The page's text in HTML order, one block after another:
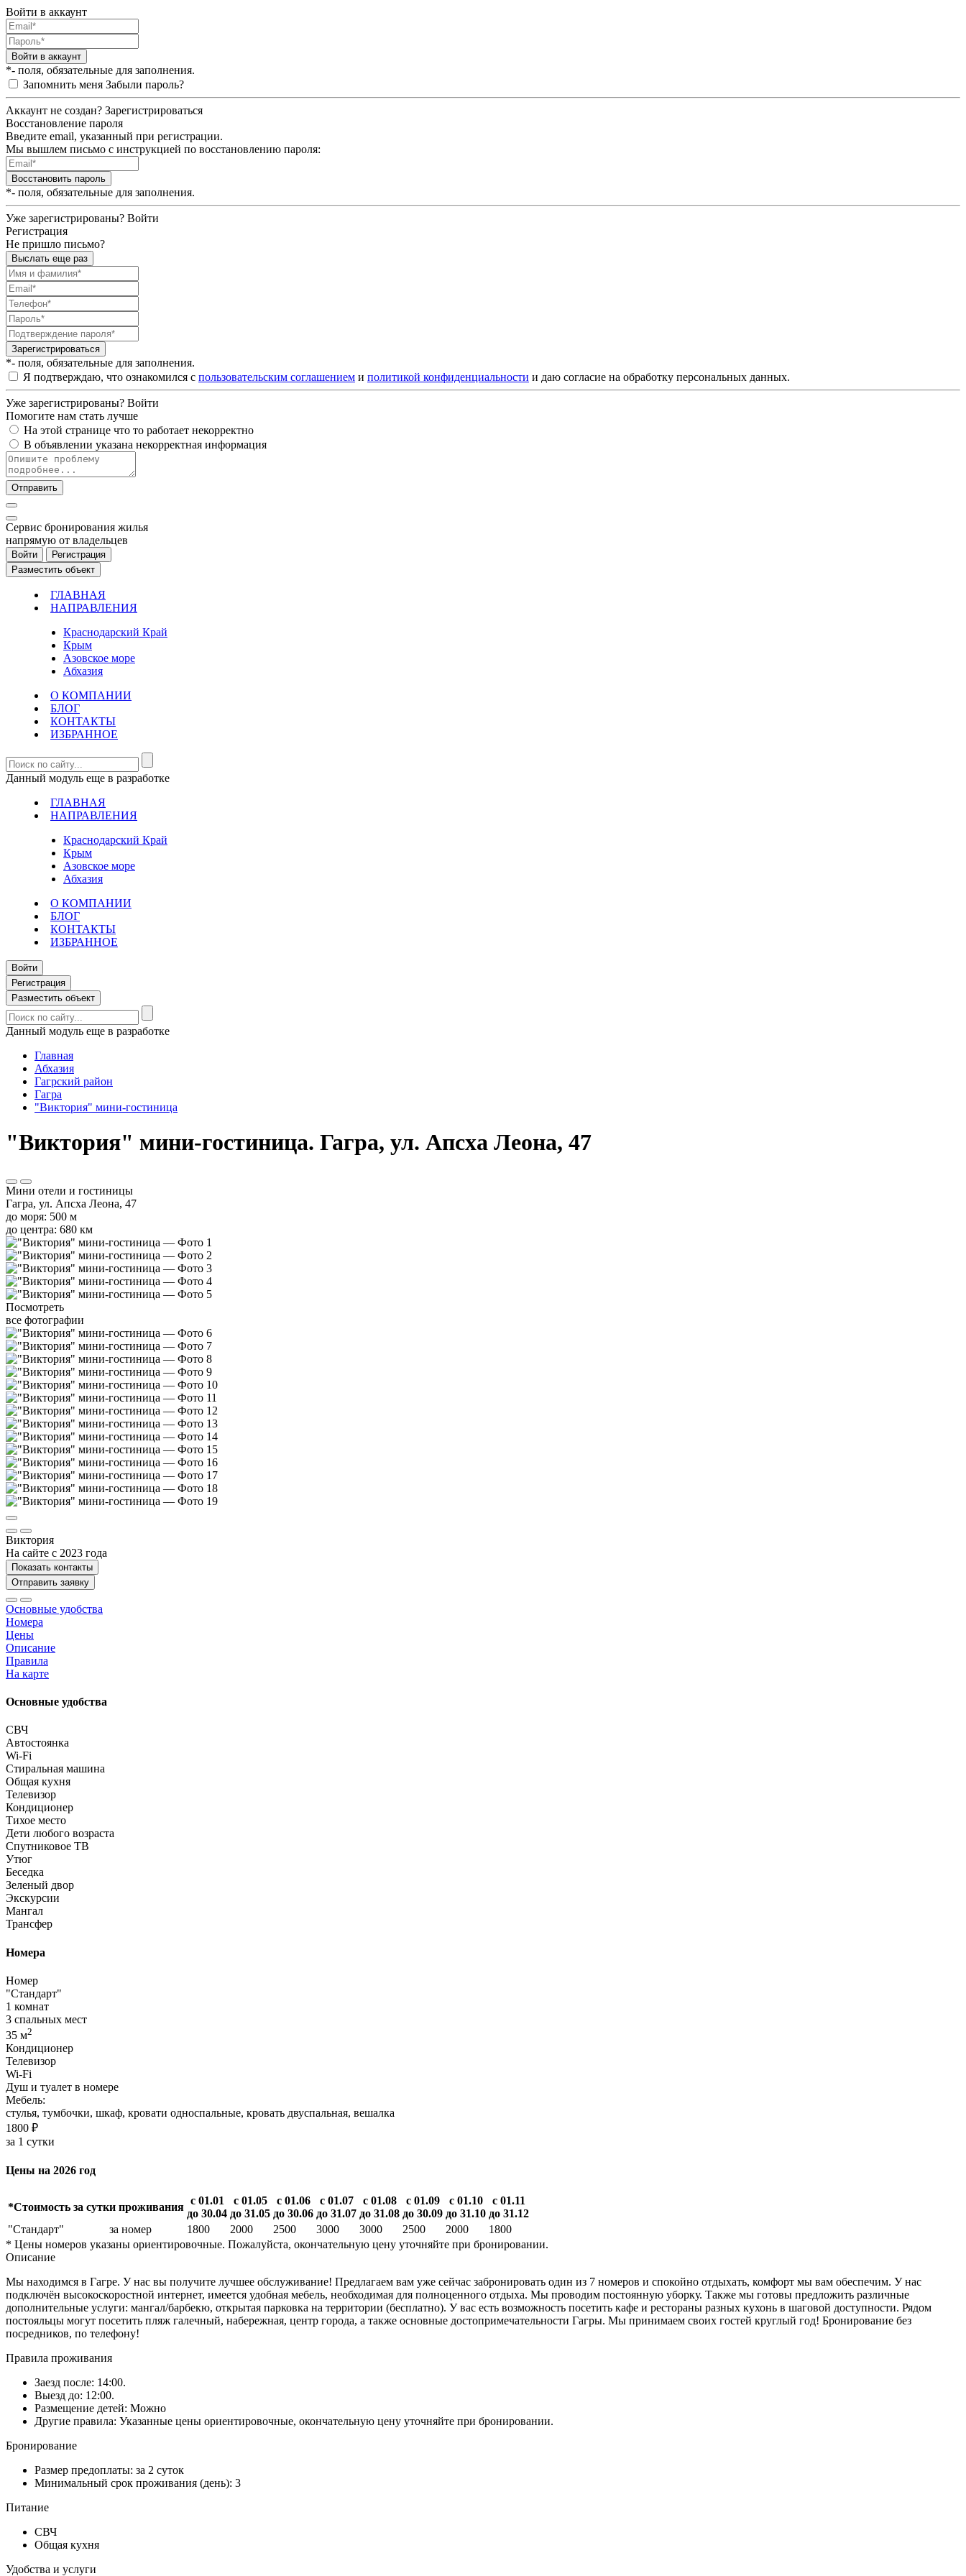
Войти в аккаунт
Войти в аккаунт
*- поля, обязательные для заполнения.
Запомнить меня Забыли пароль?
Аккаунт не создан? Зарегистрироваться
Восстановление пароля
Введите email, указанный при регистрации.
Мы вышлем письмо с инструкцией по восстановлению пароля:
Восстановить пароль
*- поля, обязательные для заполнения.
Уже зарегистрированы? Войти
Регистрация
Не пришло письмо?
Выслать еще раз
Зарегистрироваться
*- поля, обязательные для заполнения.
Я подтверждаю, что ознакомился с пользовательским соглашением и политикой конфиденциальности и даю согласие на обработку персональных данных.
Уже зарегистрированы? Войти
Помогите нам стать лучше
На этой странице что то работает некорректно
В объявлении указана некорректная информация
Отправить
Cервис бронирования жилья
напрямую от владельцев
Войти
Регистрация
Разместить объект
ГЛАВНАЯ
НАПРАВЛЕНИЯ
Краснодарский Край
Крым
Азовское море
Абхазия
О КОМПАНИИ
БЛОГ
КОНТАКТЫ
ИЗБРАННОЕ
Данный модуль еще в разработке
ГЛАВНАЯ
НАПРАВЛЕНИЯ
Краснодарский Край
Крым
Азовское море
Абхазия
О КОМПАНИИ
БЛОГ
КОНТАКТЫ
ИЗБРАННОЕ
Войти
Регистрация
Разместить объект
Данный модуль еще в разработке
Главная
Абхазия
Гагрский район
Гагра
"Виктория" мини-гостиница
"Виктория" мини-гостиница. Гагра, ул. Апсха Леона, 47
Мини отели и гостиницы
Гагра, ул. Апсха Леона, 47
до моря: 500 м
до центра: 680 км
Посмотреть
все фотографии
Виктория
На сайте с 2023 года
Показать контакты
Отправить заявку
Основные удобства
Номера
Цены
Описание
Правила
На карте
Основные удобства
СВЧ
Автостоянка
Wi-Fi
Стиральная машина
Общая кухня
Телевизор
Кондиционер
Тихое место
Дети любого возраста
Спутниковое ТВ
Утюг
Беседка
Зеленый двор
Экскурсии
Мангал
Трансфер
Номера
Номер
"Стандарт"
1 комнат
3 спальных мест
35 м2
Кондиционер
Телевизор
Wi-Fi
Душ и туалет в номере
Мебель:
стулья, тумбочки, шкаф, кровати односпальные, кровать двуспальная, вешалка
1800 ₽
за 1 сутки
Цены на 2026 год
*Стоимость за сутки проживания
с 01.01
до 30.04
с 01.05
до 31.05
с 01.06
до 30.06
с 01.07
до 31.07
с 01.08
до 31.08
с 01.09
до 30.09
с 01.10
до 31.10
с 01.11
до 31.12
"Стандарт"
за номер 1800 2000 2500 3000 3000 2500 2000
1800
* Цены номеров указаны ориентировочные. Пожалуйста, окончательную цену уточняйте при бронировании.
Описание
Мы находимся в Гагре. У нас вы получите лучшее обслуживание! Предлагаем вам уже сейчас забронировать один из 7 номеров и спокойно отдыхать, комфорт мы вам обеспечим. У нас
подключён высокоскоростной интернет, имеется удобная мебель, необходимая для полноценного отдыха. Мы проводим постоянную уборку. Также мы готовы предложить различные
дополнительные услуги: мангал/барбекю, открытая парковка на территории (бесплатно). У вас есть возможность посетить кафе и рестораны разных кухонь в шаговой доступности. Рядом
постояльцы могут посетить пляж галечный, набережная, центр города, а также основные достопримечательности Гагры. Мы принимаем своих гостей круглый год! Бронирование без
посредников, по телефону!
Правила проживания
Заезд после: 14:00.
Выезд до: 12:00.
Размещение детей: Можно
Другие правила: Указанные цены ориентировочные, окончательную цену уточняйте при бронировании.
Бронирование
Размер предоплаты: за 2 суток
Минимальный срок проживания (день): 3
Питание
СВЧ
Общая кухня
Удобства и услуги